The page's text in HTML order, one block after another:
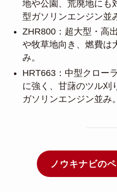
地や公園、荒廃地にも
型ガソリンエンジン並
ZHR800：超大型・高
や牧草地向き、燃費は
み。
HRT663：中型クロー
に強く、甘藷のツル刈
ガソリンエンジン並み。
ノウキナビの